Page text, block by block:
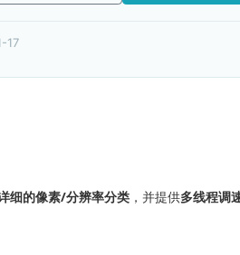
17
细的像素/分辨率分类 ，并提供多线程调